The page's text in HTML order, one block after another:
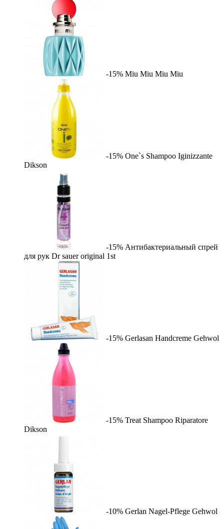
-15% Miu Miu Miu Miu
-15% One`s Shampoo Iginizzante
Dikson
-15% Антибактериальный спрей
для рук Dr sauer original 1st
-15% Gerlasan Handcreme Gehwol
-15% Treat Shampoo Riparatore
Dikson
-10% Gerlan Nagel-Pflege Gehwol